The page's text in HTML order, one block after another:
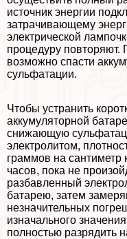
источник энергии
затрачивающему
электрической
процедуру повторяют.
возможно спасти
сульфатации.
Чтобы устранить
аккумуляторной
снижающую
электролитом,
граммов на сантиметр
часов, пока не
разбавленный
батарею, затем
незначительных
изначального
полностью разрядить